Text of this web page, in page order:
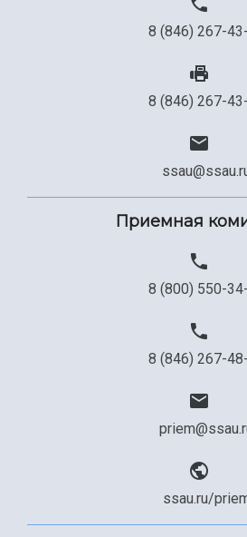
8 (846) 267-
8 (846) 267-
Приемная
8 (800) 550-
8 (846) 267-
ssau.ru/